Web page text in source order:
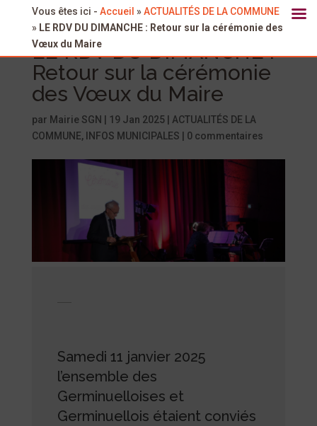
Vous êtes ici - Accueil »ACTUALITÉS DE LA COMMUNE
» LE RDV DU DIMANCHE : Retour sur la cérémonie des
Vœux du Maire
LE RDV DU DIMANCHE :
Retour sur la cérémonie
des Vœux du Maire
par Mairie SGN 19 Jan 2025| ACTUALITÉS DE LA
COMMUNE, INFOS MUNICIPALES 0 commentaires
Samedi 11 janvier 2025
l’ensemble des
Germinuelloises et
Germinuellois étaient conviés